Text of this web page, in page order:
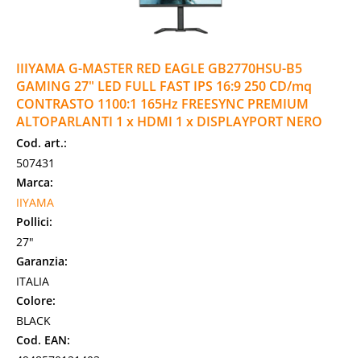
IIIYAMA G-MASTER RED EAGLE GB2770HSU-B5
GAMING 27" LED FULL FAST IPS 16:9 250 CD/mq
CONTRASTO 1100:1 165Hz FREESYNC PREMIUM
ALTOPARLANTI 1 x HDMI 1 x DISPLAYPORT NERO
Cod. art.:
507431
Marca:
IIYAMA
Pollici:
27"
Garanzia:
ITALIA
Colore:
BLACK
Cod. EAN: